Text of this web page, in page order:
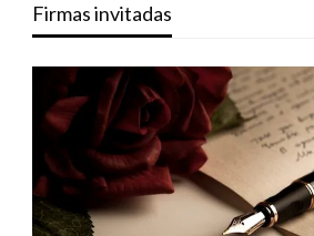
Firmas invitadas